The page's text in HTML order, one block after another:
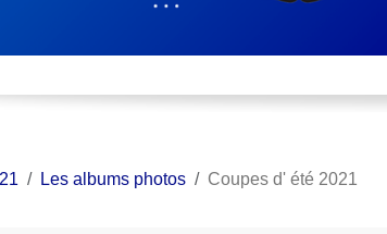
Les albums photos Coupes d' été 2021